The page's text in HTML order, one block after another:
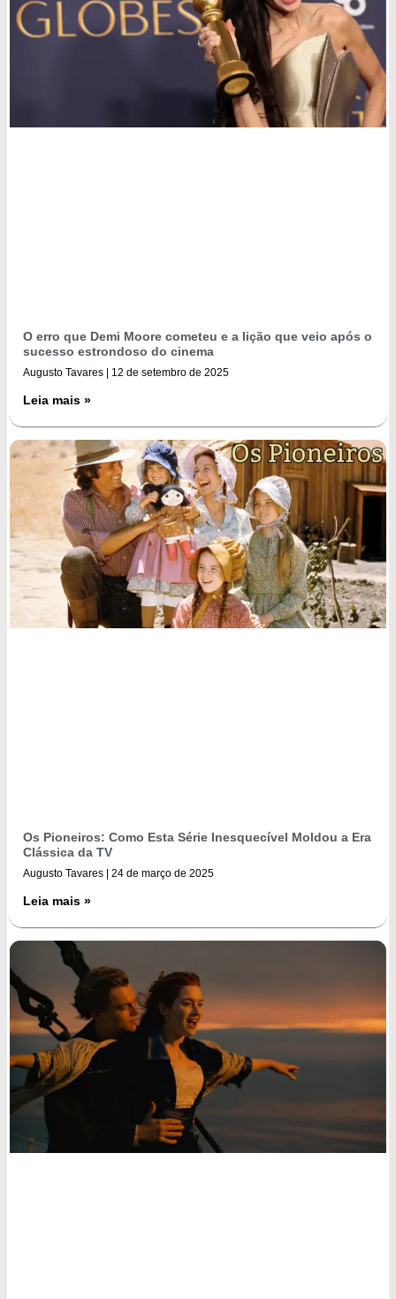
O erro que Demi Moore cometeu e a lição que veio após o
sucesso estrondoso do cinema
Augusto Tavares 12 de setembro de 2025
Leia mais »
Os Pioneiros: Como Esta Série Inesquecível Moldou a Era
Clássica da TV
Augusto Tavares 24 de março de 2025
Leia mais »